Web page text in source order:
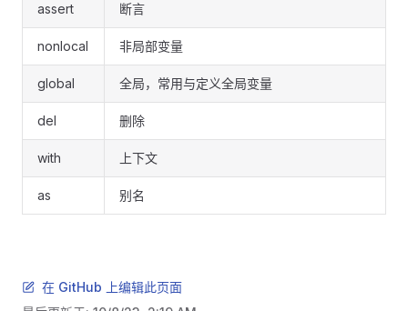
assert 断言
nonlocal 非局部变量
global 全局，常用与定义全局变量
del 删除
with 上下文
as 别名
在 GitHub 上编辑此页面